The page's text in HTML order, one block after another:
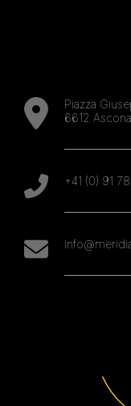
Piazza
6612
+41 (0) 91